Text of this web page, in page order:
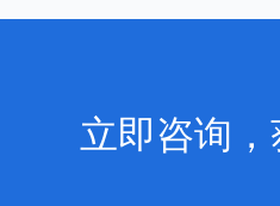
立即咨询